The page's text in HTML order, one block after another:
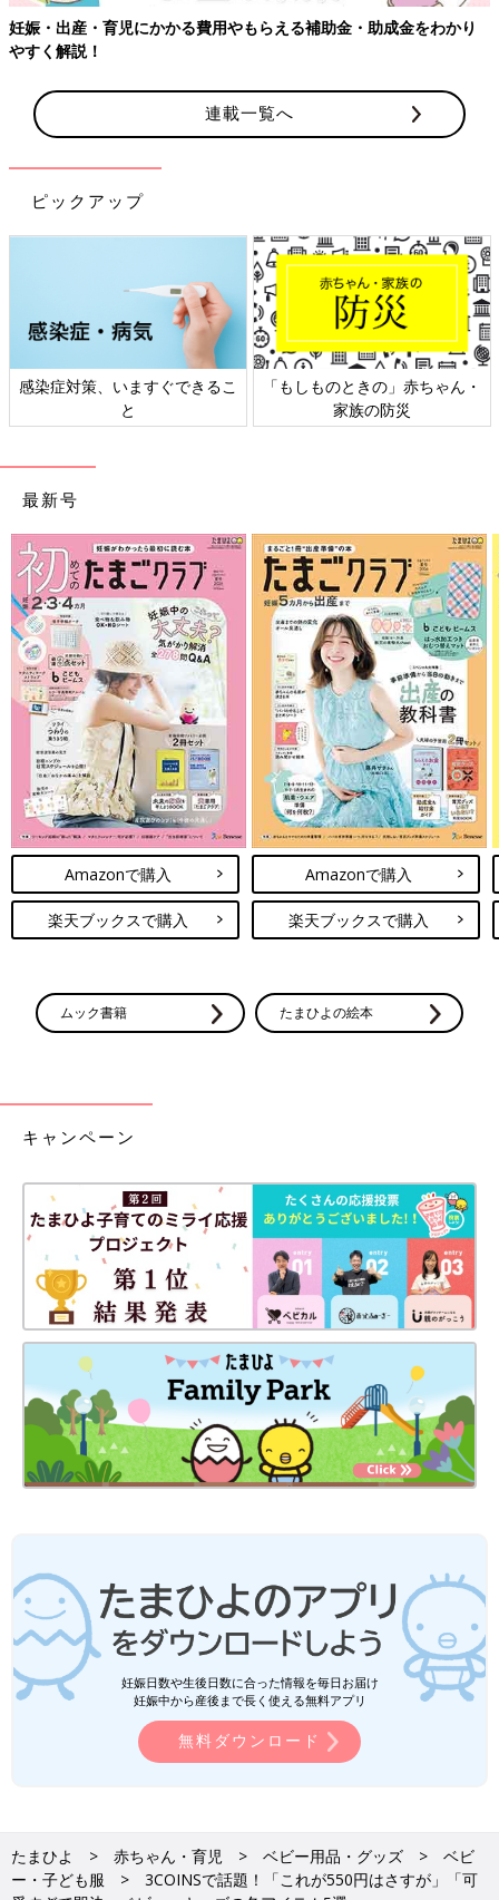
連載一覧へ
ピックアップ
日本外来小児科学会リーフレッ
ト検討会
六星占術 細木かおりさんの人生
相談
最新号
Amazonで購入
楽天ブックスで購入
Amazonで購入
楽天ブックスで購入
ムック書籍 たまひよの絵本
キャンペーン
妊娠日数や生後日数に合った情報を毎日お届け
妊娠中から産後まで長く使える無料アプリ
無料ダウンロード
たまひよ 赤ちゃん・育児 ベビー用品・グッズ
ベビ
ー・子ども服
3COINSで話題！「これが550円はさすが」「可